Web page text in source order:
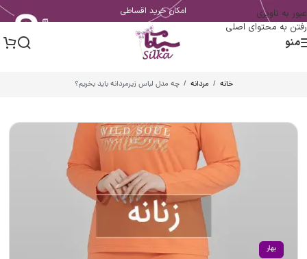
عبور به ناوبری
رفتن به محتوای اصلی
امکان خرید اقساطی
منو
خانه / مردانه / چه مدل لباس زیرمردانه باید بخریم؟
بهار